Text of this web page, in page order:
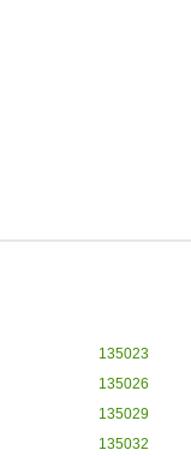
135023
135026
135029
135032